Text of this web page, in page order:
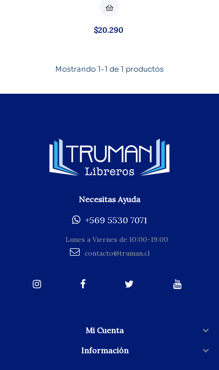
Precio
$20.290
Mostrando 1-1 de 1 productos
Necesitas Ayuda
+569 5530 7071
Lunes a Viernes de 10:00-19:00
contacto@truman.cl
Mi Cuenta 
Información 